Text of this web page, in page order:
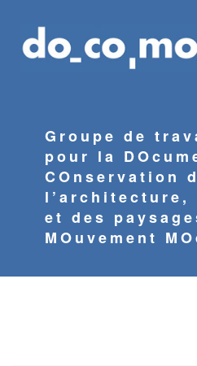
contenu
principal
Groupe de
pour la
COnservation
l’architecture,
et des
MOuvement